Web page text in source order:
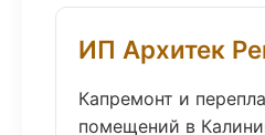
ИП Архитек
Капремонт и
помещений в